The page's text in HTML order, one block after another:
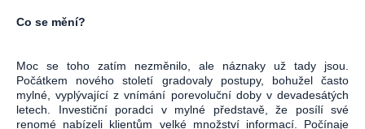
Co se mění?
Moc se toho zatím nezměnilo, ale náznaky už tady jsou.
Počátkem nového století gradovaly postupy, bohužel často
mylné, vyplývající z vnímání porevoluční doby v devadesátých
letech. Investiční poradci v mylné představě, že posílí své
renomé nabízeli klientům velké množství informací. Počínaje